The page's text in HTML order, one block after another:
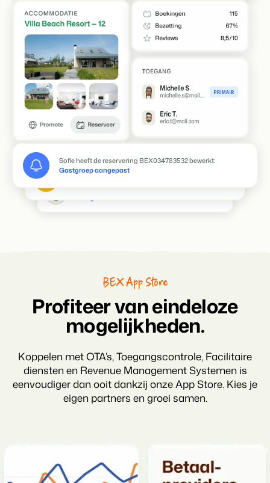
Thomas heeft de reservering BEX3982728 bewerkt:
Sophie heeft een beoordeling achtergelaten
Nieuwe review accommodatie 127 - Bungalow | 4 personen
BEX App Store
Profiteer van eindeloze
mogelijkheden.
Koppelen metOTA’s, Toegangscontrole, Facilitaire
diensten en Revenue Management Systemen is
eenvoudiger dan ooit dankzij onze App Store. Kies je
eigen partners en groei samen.